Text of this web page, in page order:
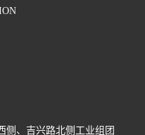
侧、吉兴路北侧工业组团